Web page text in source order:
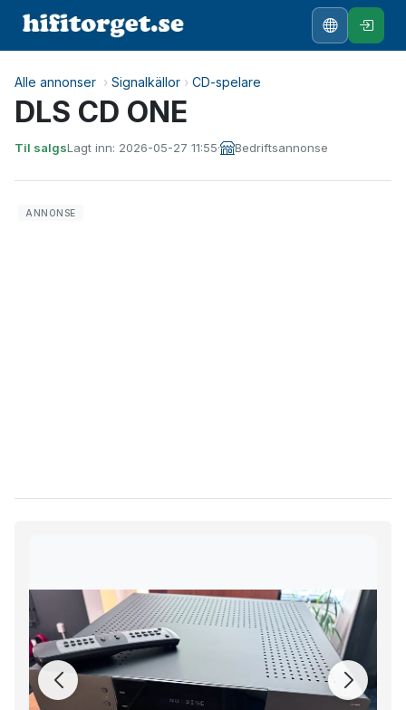
Alle annonser › Signalkällor › CD-spelare
DLS CD ONE
Til salgsLagt inn: 2026-05-27 11:55· Bedriftsannonse